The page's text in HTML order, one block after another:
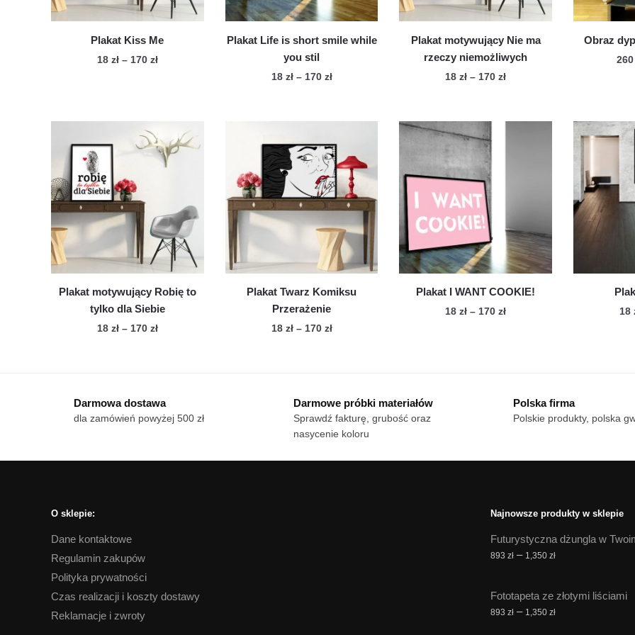
produktu
stronie
produktu
Plakat Kiss Me
18 zł – 170 złZakres
170 zł
ma
wiele
wariantów.
można
wybrać
na
stronie
produktu
Plakat Life is short smile while
you stil
18 zł – 170 złZakres
18 zł
170 zł
produkt
wiele
wariantów.
Opcje
można
wybrać
stronie
Plakat motywujący Nie ma
rzeczy niemożliwych
18zł – 170złZakres
18 zł
produkt
ma
wiele
wariantów.
Opcje
można
wybrać
na
stronie
Obraz
Plakat motywujący Robię to
tylko dla Siebie
18 zł – 170 złZakres
170 zł
wiele
wariantów.
można
Plakat Twarz Komiksu
Przerażenie
18 zł – 170 złZakres
170 zł
wiele
wariantów.
Opcje
można
Plakat I WANT COOKIE!
18zł – 170złZakres
wariantów.
wybrać
produktu
18
Darmowa dostawa
dla zamówień powyżej 500 zł
Darmowe próbki materiałów
Sprawdź fakturę, grubość oraz
nasycenie koloru
Polska firma
Polskie produkty, polska
O sklepie:
Dane kontaktowe
Regulamin zakupów
Polityka prywatności
Czas realizacji i koszty dostawy
Reklamacje i zwroty
Najnowsze produkty w sklepie
Futurystyczna dżungla w
893 zł – 1,350 złZakres
893 zł
Fototapeta ze złotymi liściami
893 zł – 1,350 złZakres